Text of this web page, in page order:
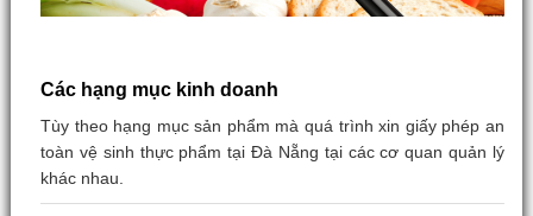
Các hạng mục kinh doanh
Tùy theo hạng mục sản phẩm mà quá trình xin giấy phép an
toàn vệ sinh thực phẩm tại Đà Nẵng tại các cơ quan quản lý
khác nhau.